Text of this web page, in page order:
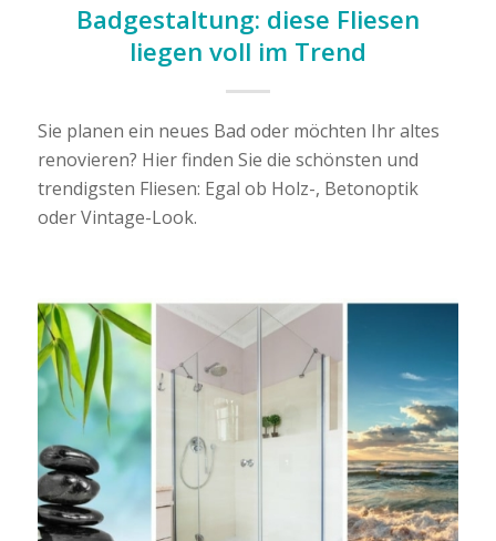
Badgestaltung: diese Fliesen
liegen voll im Trend
Sie planen ein neues Bad oder möchten Ihr altes
renovieren? Hier finden Sie die schönsten und
trendigsten Fliesen: Egal ob Holz-, Betonoptik
oder Vintage-Look.